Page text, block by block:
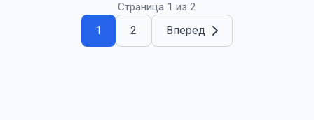
Страница 1 из 2
1 2 Вперед